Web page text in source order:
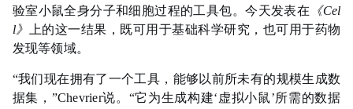
验室小鼠全身分子和细胞过程的工具包。今天发表在 《Cel
l》
上的这一结果，既可用于基础科学研究，也可用于药物
发现等领域。
“我们现在拥有了一个工具，能够以前所未有的规模生成数
据集，”Chevrier说。“它为生成构建‘虚拟小鼠’所需的数据